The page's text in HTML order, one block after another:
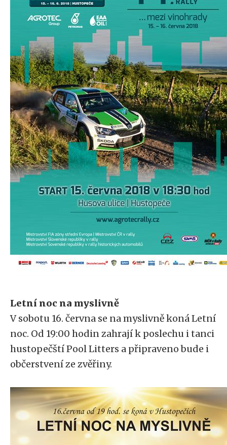
Letní noc na myslivně
V sobotu 16. června se na myslivně koná Letní
noc. Od 19:00 hodin zahrají k poslechu i tanci
hustopečští Pool Litters a připraveno bude i
občerstvení ze zvěřiny.